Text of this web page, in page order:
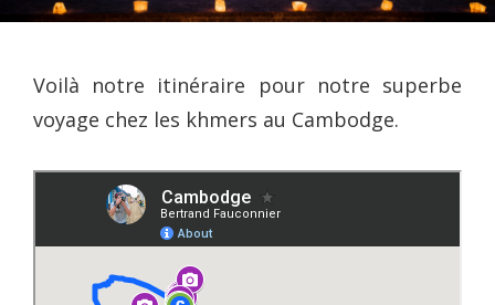
Voilà notre itinéraire pour notre superbe
voyage chez les khmers au Cambodge.